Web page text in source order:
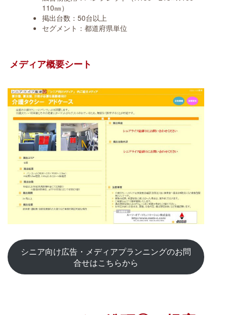
110㎜）
掲出台数：50台以上
セグメント：都道府県単位
メディア概要シート
シニア向け広告・メディアプランニングのお問
合せはこちらから